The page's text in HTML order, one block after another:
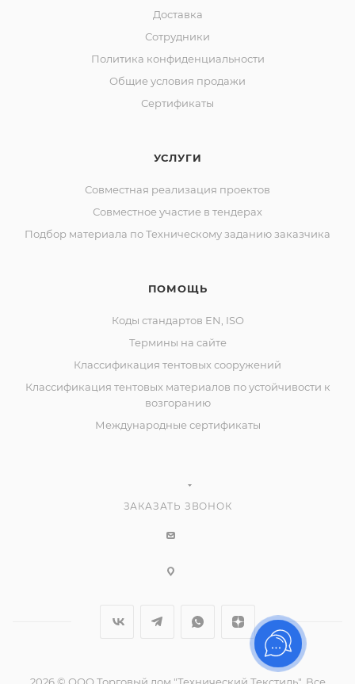
Доставка
Сотрудники
Политика конфиденциальности
Общие условия продажи
Сертификаты
УСЛУГИ
Совместная реализация проектов
Совместное участие в тендерах
Подбор материала по Техническому заданию заказчика
ПОМОЩЬ
Коды стандартов EN, ISO
Термины на сайте
Классификация тентовых сооружений
Классификация тентовых материалов по устойчивости к
возгоранию
Международные сертификаты
ЗАКАЗАТЬ ЗВОНОК